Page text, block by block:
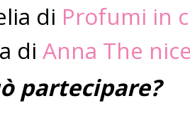
di Profumi in
di Anna The
partecipare?